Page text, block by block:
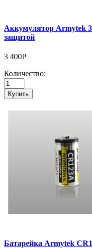
Аккумулятор Armytek
защитой
3 400Р
Количество:
Купить
Батарейка Armytek